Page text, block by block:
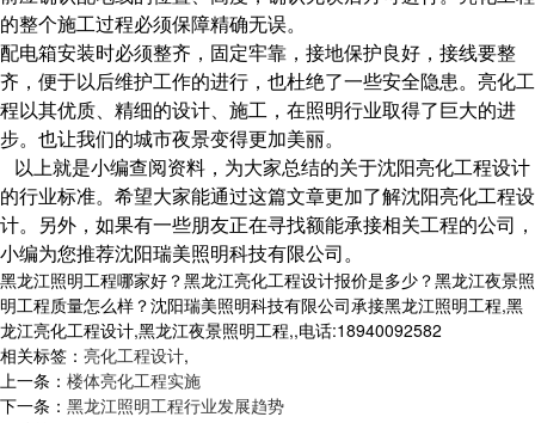
的整个施工过程必须保障精确无误。
配电箱安装时必须整齐，固定牢靠，接地保护良好，接线要整
齐，便于以后维护工作的进行，也杜绝了一些安全隐患。亮化工
程以其优质、精细的设计、施工，在照明行业取得了巨大的进
步。也让我们的城市夜景变得更加美丽。
以上就是小编查阅资料，为大家总结的关于沈阳亮化工程设计
的行业标准。希望大家能通过这篇文章更加了解沈阳亮化工程设
计。另外，如果有一些朋友正在寻找额能承接相关工程的公司，
小编为您推荐沈阳瑞美照明科技有限公司。
黑龙江照明工程哪家好？黑龙江亮化工程设计报价是多少？黑龙江夜景照
明工程质量怎么样？沈阳瑞美照明科技有限公司承接黑龙江照明工程,黑
龙江亮化工程设计,黑龙江夜景照明工程,,电话:18940092582
相关标签： 亮化工程设计,
上一条： 楼体亮化工程实施
下一条： 黑龙江照明工程行业发展趋势